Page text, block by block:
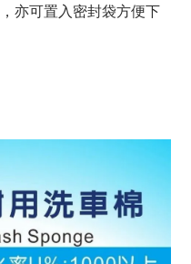
亦可置入密封袋方便下